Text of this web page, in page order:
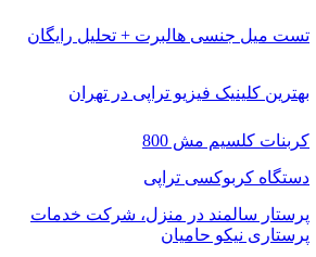
تست میل جنسی هالبرت + تحلیل رایگان
بهترین کلینیک فیزیو تراپی در تهران
کربنات کلسیم مش 800
دستگاه کربوکسی تراپی
پرستار سالمند در منزل، شرکت خدمات
پرستاری نیکو حامیان